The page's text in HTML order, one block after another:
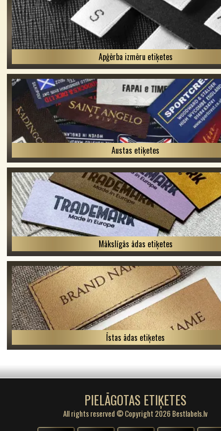
Apģērba izmēru etiķetes
Austas etiķetes
Mākslīgās ādas etiķetes
Īstas ādas etiķetes
PIELĀGOTAS ETIĶETES
All rights reserved © Copyright 2026 Bestlabels.lv